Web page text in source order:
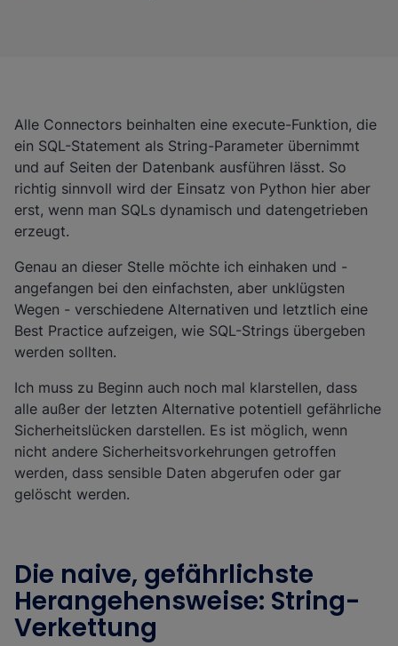
Alle Connectors beinhalten eine execute-Funktion, die
ein SQL-Statement als String-Parameter übernimmt
und auf Seiten der Datenbank ausführen lässt. So
richtig sinnvoll wird der Einsatz von Python hier aber
erst, wenn man SQLs dynamisch und datengetrieben
erzeugt.
Genau an dieser Stelle möchte ich einhaken und -
angefangen bei den einfachsten, aber unklügsten
Wegen - verschiedene Alternativen und letztlich eine
Best Practice aufzeigen, wie SQL-Strings übergeben
werden sollten.
Ich muss zu Beginn auch noch mal klarstellen, dass
alle außer der letzten Alternative potentiell gefährliche
Sicherheitslücken darstellen. Es ist möglich, wenn
nicht andere Sicherheitsvorkehrungen getroffen
werden, dass sensible Daten abgerufen oder gar
gelöscht werden.
Die naive, gefährlichste
Herangehensweise: String-
Verkettung